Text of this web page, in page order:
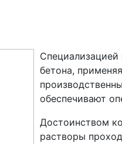
Специализацией
бетона,
обеспечивают
Достоинством
растворы